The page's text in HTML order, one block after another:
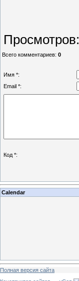
Просмотров:
Всего комментариев: 0
Имя *:
Email *:
Код *:
Calendar
Полная версия сайта